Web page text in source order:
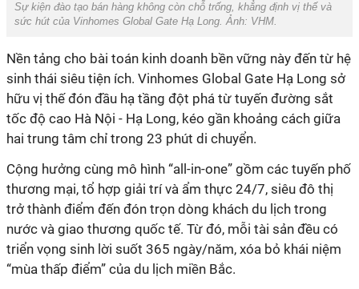
Sự kiện đào tạo bán hàng không còn chỗ trống, khẳng định vị thế và
sức hút của Vinhomes Global Gate Hạ Long. Ảnh: VHM.
Nền tảng cho bài toán kinh doanh bền vững này đến từ hệ
sinh thái siêu tiện ích. Vinhomes Global Gate Hạ Long sở
hữu vị thế đón đầu hạ tầng đột phá từ tuyến đường sắt
tốc độ cao Hà Nội - Hạ Long, kéo gần khoảng cách giữa
hai trung tâm chỉ trong 23 phút di chuyển.
Cộng hưởng cùng mô hình “all-in-one” gồm các tuyến phố
thương mại, tổ hợp giải trí và ẩm thực 24/7, siêu đô thị
trở thành điểm đến đón trọn dòng khách du lịch trong
nước và giao thương quốc tế. Từ đó, mỗi tài sản đều có
triển vọng sinh lời suốt 365 ngày/năm, xóa bỏ khái niệm
“mùa thấp điểm” của du lịch miền Bắc.